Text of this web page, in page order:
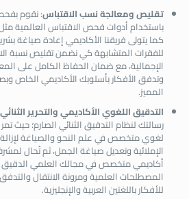
تقليص ومعالجة نسب الاقتباس: نقوم
كما يتولى فريقنا الأكاديمي إعادة صياغة
للفقرات المتشابهة كي نضمن تقليص نسبة
الإجمالية، مع ضمان الحفاظ الكامل على
وتدفق الأفكار بأسلوبك الأكاديمي الخاص
المميز.
التدقيق اللغوي الأكاديمي والتحرير
رسالتك لنظام التدقيق الثنائي الصارم؛ حيث
لغوي متخصص في علم النحو والصياغة لإزالة
الإملائية وتعديل صياغة الجمل، ثم تُحال
أكاديمي متخصص في مجالك العلمي الدقيق
المصطلحات العلمية ومرونة الانتقال
للأفكار باللغتين العربية والإنجليزية.